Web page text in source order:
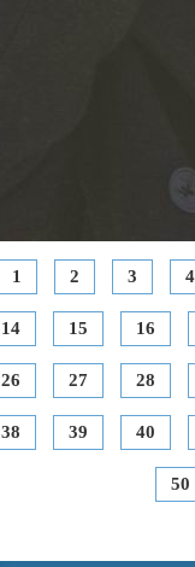
1 2 3 4
14 15 16
26 27 28
38 39 40
50